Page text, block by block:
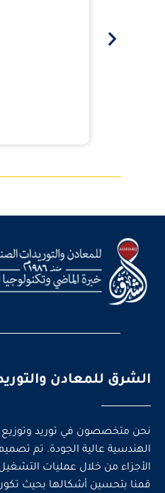
الشرق للمعادن
نحن متخصصون في توريد وتوزيع
الهندسية عالية الجودة. تم
الأجزاء من خلال عمليات
قمنا بتحسين أشكالها بحيث